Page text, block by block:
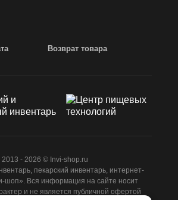
Возврат товара
2013 - 2026 © Invi-shop.ru
пекарский инвентарь, интернет-
шоп». Вся информация на сайте носит
и не является публичной офертой